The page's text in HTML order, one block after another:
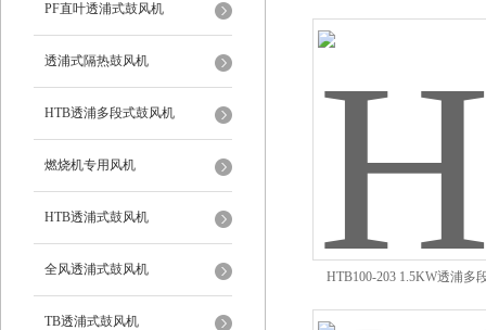
PF直叶透浦式鼓风机
透浦式隔热鼓风机
HTB透浦多段式鼓风机
燃烧机专用风机
HTB透浦式鼓风机
全风透浦式鼓风机
TB透浦式鼓风机
HTB100-203 1.5KW透浦多